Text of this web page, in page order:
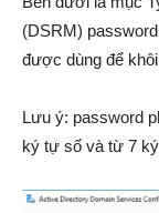
(DSRM)
được dùng để
Lưu ý: password
ký tự số và từ 7